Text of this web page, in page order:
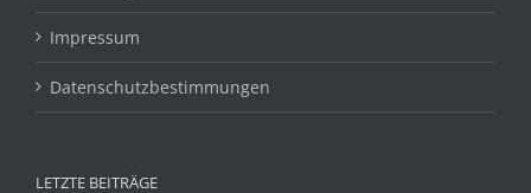
Impressum
Datenschutzbestimmungen
LETZTE BEITRÄGE